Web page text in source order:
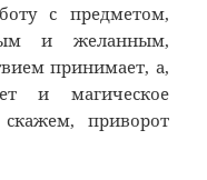
с предметом,
и желанным,
принимает, а,
и магическое
приворот